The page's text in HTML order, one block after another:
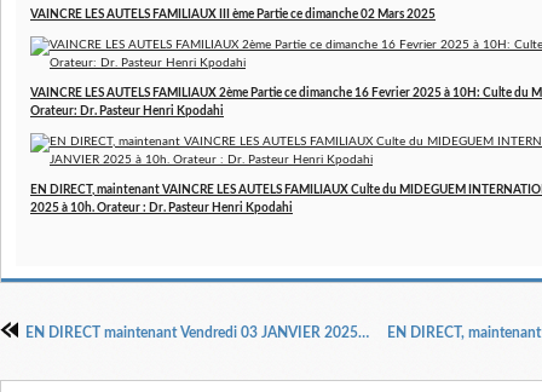
VAINCRE LES AUTELS FAMILIAUX III ème Partie ce dimanche 02 Mars 2025
VAINCRE LES AUTELS FAMILIAUX 2ème Partie ce dimanche 16 Fevrier 2025 à 10H: Culte du
Orateur: Dr. Pasteur Henri Kpodahi
EN DIRECT, maintenant VAINCRE LES AUTELS FAMILIAUX Culte du MIDEGUEM
2025 à 10h. Orateur : Dr. Pasteur Henri Kpodahi
EN DIRECT maintenant Vendredi 03 JANVIER 2025, à 23H (GMT+1) Thème : VAINCRE LES MARCHANDS SATANIQUES 10ème PARTIE Orateur: Dr Pasteur Henri Kpodahi